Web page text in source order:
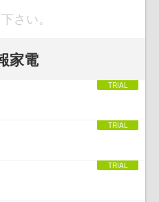
さい。
家電